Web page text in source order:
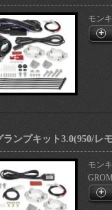
モン
ランプキット3.0(950/レ
モン